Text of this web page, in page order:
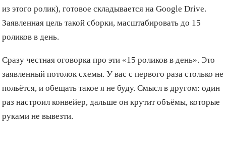
из этого ролик), готовое складывается на Google Drive.
Заявленная цель такой сборки, масштабировать до 15
роликов в день.
Сразу честная оговорка про эти «15 роликов в день». Это
заявленный потолок схемы. У вас с первого раза столько не
польётся, и обещать такое я не буду. Смысл в другом: один
раз настроил конвейер, дальше он крутит объёмы, которые
руками не вывезти.